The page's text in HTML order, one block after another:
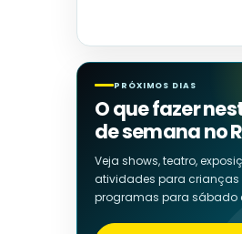
PRÓXIMOS DIAS
O que fazer
de semana no
Veja shows, teatro,
atividades para crianças
programas para sábado